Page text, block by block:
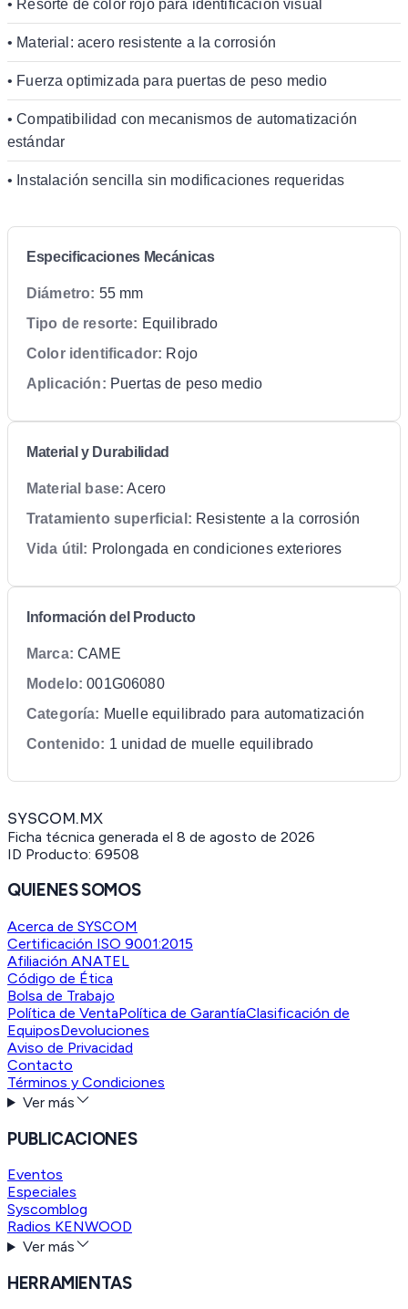
• Resorte de color rojo para identificación visual
• Material: acero resistente a la corrosión
• Fuerza optimizada para puertas de peso medio
• Compatibilidad con mecanismos de automatización
estándar
• Instalación sencilla sin modificaciones requeridas
Especificaciones Mecánicas
Diámetro: 55 mm
Tipo de resorte: Equilibrado
Color identificador: Rojo
Aplicación: Puertas de peso medio
Material y Durabilidad
Material base: Acero
Tratamiento superficial: Resistente a la corrosión
Vida útil: Prolongada en condiciones exteriores
Información del Producto
Marca: CAME
Modelo: 001G06080
Categoría: Muelle equilibrado para automatización
Contenido: 1 unidad de muelle equilibrado
SYSCOM.MX
Ficha técnica generada el 8 de agosto de 2026
ID Producto: 69508
QUIENES SOMOS
Acerca de SYSCOM
Certificación ISO 9001:2015
Afiliación ANATEL
Código de Ética
Bolsa de Trabajo
Política de VentaPolítica de GarantíaClasificación de
EquiposDevoluciones
Aviso de Privacidad
Contacto
Términos y Condiciones
Ver más
PUBLICACIONES
Eventos
Especiales
Syscomblog
Radios KENWOOD
Ver más
HERRAMIENTAS